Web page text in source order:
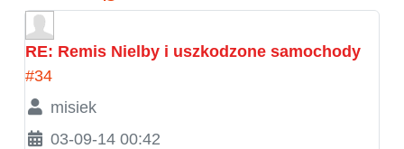
RE: Remis Nielby i uszkodzone samochody
#34
misiek
03-09-14 00:42